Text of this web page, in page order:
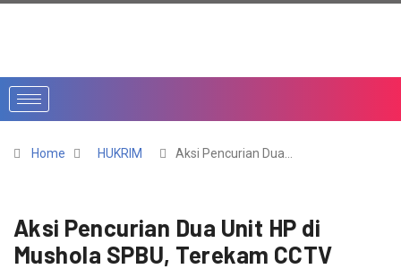
Home HUKRIM Aksi Pencurian Dua…
Aksi Pencurian Dua Unit HP di
Mushola SPBU, Terekam CCTV